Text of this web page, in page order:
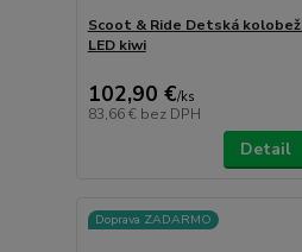
Scoot & Ride Detská
LED kiwi
102,90 €/ks
83,66 € bez DPH
Detail
Doprava ZADARMO